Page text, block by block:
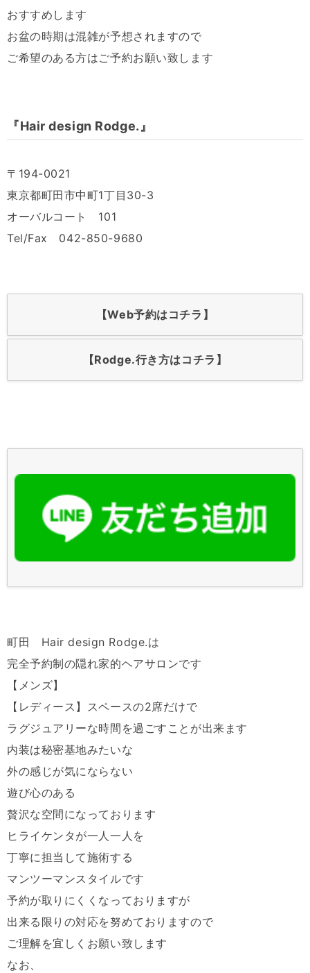
おすすめします
お盆の時期は混雑が予想されますので
ご希望のある方はご予約お願い致します
『Hair design Rodge.』
〒194-0021
東京都町田市中町1丁目30-3
オーバルコート 101
Tel/Fax 042-850-9680
【Web予約はコチラ】
【Rodge.行き方はコチラ】
町田 Hair design Rodge.は
完全予約制の隠れ家的ヘアサロンです
【メンズ】
【レディース】スペースの2席だけで
ラグジュアリーな時間を過ごすことが出来ます
内装は秘密基地みたいな
外の感じが気にならない
遊び心のある
贅沢な空間になっております
ヒライケンタが一人一人を
丁寧に担当して施術する
マンツーマンスタイルです
予約が取りにくくなっておりますが
出来る限りの対応を努めておりますので
ご理解を宜しくお願い致します
なお、